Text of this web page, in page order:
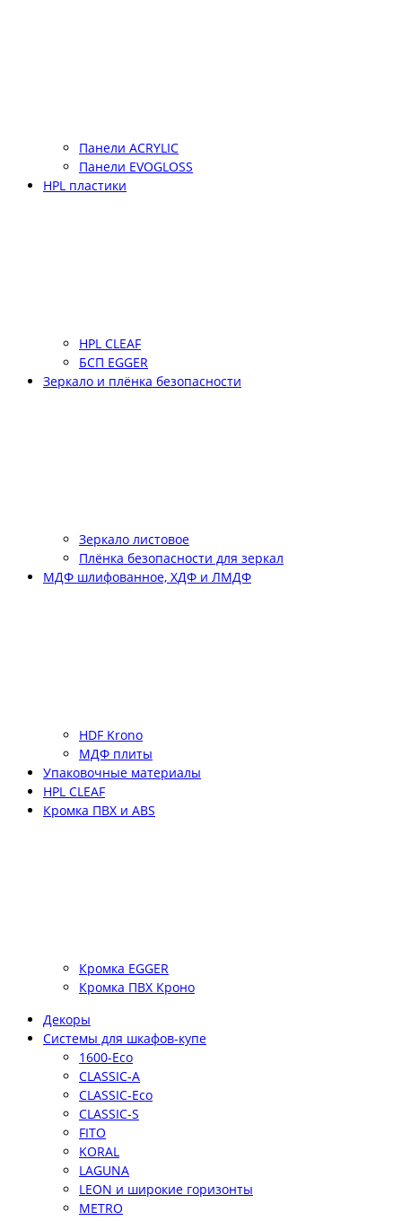
Панели ACRYLIC
Панели EVOGLOSS
HPL пластики
HPL CLEAF
БСП EGGER
Зеркало и плёнка безопасности
Зеркало листовое
Плёнка безопасности для зеркал
МДФ шлифованное, ХДФ и ЛМДФ
HDF Krono
МДФ плиты
Упаковочные материалы
HPL CLEAF
Кромка ПВХ и ABS
Кромка EGGER
Кромка ПВХ Кроно
Декоры
Системы для шкафов-купе
1600-Eco
CLASSIC-A
CLASSIC-Eco
CLASSIC-S
FITO
KORAL
LAGUNA
LEON и широкие горизонты
METRO